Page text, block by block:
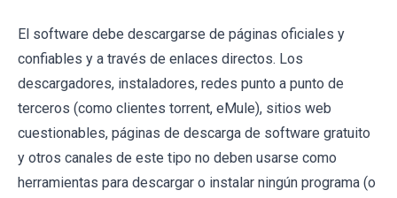
El software debe descargarse de páginas oficiales y
confiables y a través de enlaces directos. Los
descargadores, instaladores, redes punto a punto de
terceros (como clientes torrent, eMule), sitios web
cuestionables, páginas de descarga de software gratuito
y otros canales de este tipo no deben usarse como
herramientas para descargar o instalar ningún programa (o